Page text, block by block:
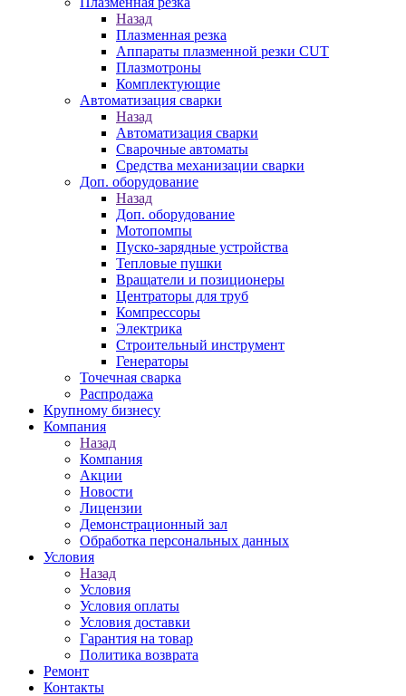
Назад
Плазменная резка
Аппараты плазменной резки CUT
Плазмотроны
Комплектующие
Автоматизация сварки
Назад
Автоматизация сварки
Сварочные автоматы
Средства механизации сварки
Доп. оборудование
Назад
Доп. оборудование
Мотопомпы
Пуско-зарядные устройства
Тепловые пушки
Вращатели и позиционеры
Центраторы для труб
Компрессоры
Электрика
Строительный инструмент
Генераторы
Точечная сварка
Распродажа
Крупному бизнесу
Компания
Назад
Компания
Акции
Новости
Лицензии
Демонстрационный зал
Обработка персональных данных
Условия
Назад
Условия
Условия оплаты
Условия доставки
Гарантия на товар
Политика возврата
Ремонт
Контакты